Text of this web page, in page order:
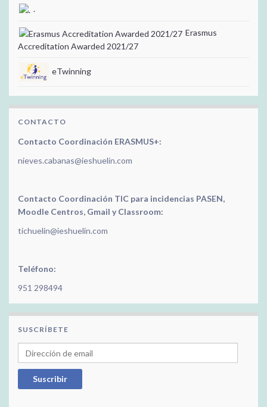
.
Erasmus
Accreditation Awarded 2021/27
eTwinning
CONTACTO
Contacto Coordinación ERASMUS+:
nieves.cabanas@ieshuelin.com
Contacto Coordinación TIC para incidencias PASEN,
Moodle Centros, Gmail y Classroom:
tichuelin@ieshuelin.com
Teléfono:
951 298494
SUSCRÍBETE
Dirección de email
Suscribir